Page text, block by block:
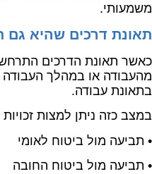
משמעותי.
תאונת דרכים שהיא גם
כאשר תאונת הדרכים
מהעבודה או במהלך
בתאונת עבודה.
במצב כזה ניתן למצות
• תביעה מול ביטוח לאומי
• תביעה מול ביטוח החובה